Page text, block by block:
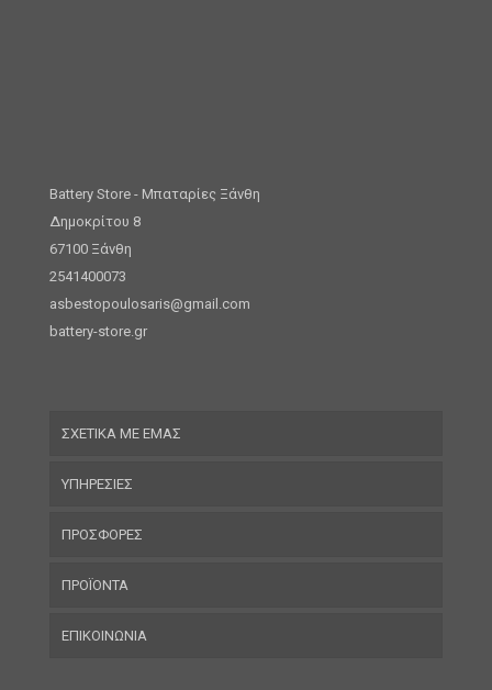
Battery Store - Μπαταρίες Ξάνθη
Δημοκρίτου 8
67100 Ξάνθη
2541400073
asbestopoulosaris@gmail.com
battery-store.gr
ΣΧΕΤΙΚΑ ΜΕ ΕΜΑΣ
ΥΠΗΡΕΣΙΕΣ
ΠΡΟΣΦΟΡΕΣ
ΠΡΟΪΟΝΤΑ
ΕΠΙΚΟΙΝΩΝΙΑ